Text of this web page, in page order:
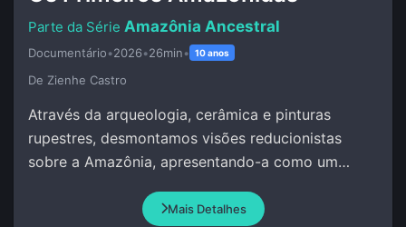
Amazônia Ancestral
Documentário•2026•26min• 10 anos
De Zienhe Castro
Através da arqueologia, cerâmica e pinturas
rupestres, desmontamos visões reducionistas
sobre a Amazônia, apresentando-a como um
Mais Detalhes